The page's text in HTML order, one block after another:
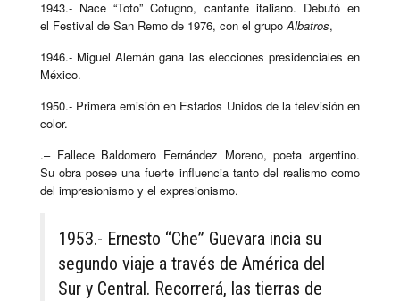
1943.- Nace “Toto” Cotugno, cantante italiano. Debutó en
el Festival de San Remo de 1976, con el grupoAlbatros,
1946.- Miguel Alemán gana las elecciones presidenciales en
México.
1950.- Primera emisión en Estados Unidos de la televisión en
color.
.– Fallece Baldomero Fernández Moreno, poeta argentino.
Su obra posee una fuerte influencia tanto del realismo como
del impresionismo y el expresionismo.
1953.- Ernesto “Che” Guevara incia su
segundo viaje a través de América del
Sur y Central. Recorrerá, las tierras de